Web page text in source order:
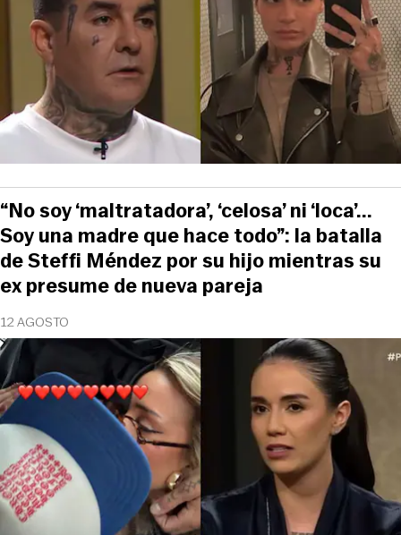
12 AGOSTO
“No soy ‘maltratadora’, ‘celosa’ ni ‘loca’...
Soy una madre que hace todo”: la batalla
de Steffi Méndez por su hijo mientras su
ex presume de nueva pareja